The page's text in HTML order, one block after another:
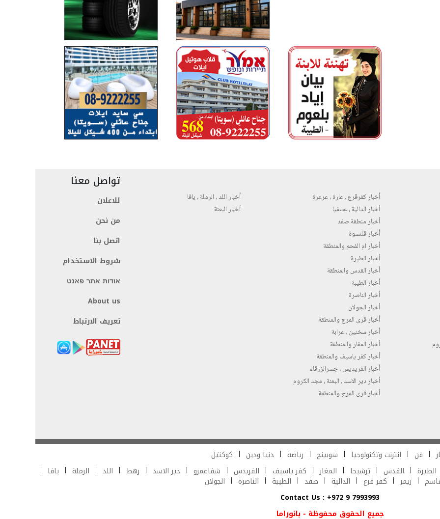
أخبار كفرقرع ، عارة ، عرعرة
أخبار الدالية ، عسفيا
أخبار منطقة صفد
أخبار قلنسوة
أخبار ام الفحم والمنطقة
أخبار الطيرة
أخبار القدس والمنطقة
أخبار الطيبة
أخبار الناصرة
أخبار الجولان
أخبار قرى المرج والمنطقة
أخبار سخنين ، عرابة
أخبار المغار والمنطقة
أخبار كفر ياسيف والمنطقة
أخبار الفريديس ، جسرالزرقاء
أخبار دير الاسد ، البعنة ، مجد الكروم
أخبار قرى المرج والمنطقة
أخبار اللد ، الرملة ، يافا
أخبار البعنة
تواصل معنا
للاعلان
من نحن
اتصل بنا
شروط الاستخدام
אודות אתר פאנט
About us
تعريف الارتباط
فن انترنت وتكنولوجيا شوبينج رياضة دنيا ودين
كوكتيل
الطيرة القدس ترشيحا المغار كفر ياسيف الفريدس شفاعمرو دير الاسد رهط اللد الرملة يافا
زيمر كفر قرع الدالية صفد الطيبة الناصرة
الجولان
Contact Us : +972 9 7993993
جميع الحقوق محفوظة - بانوراما